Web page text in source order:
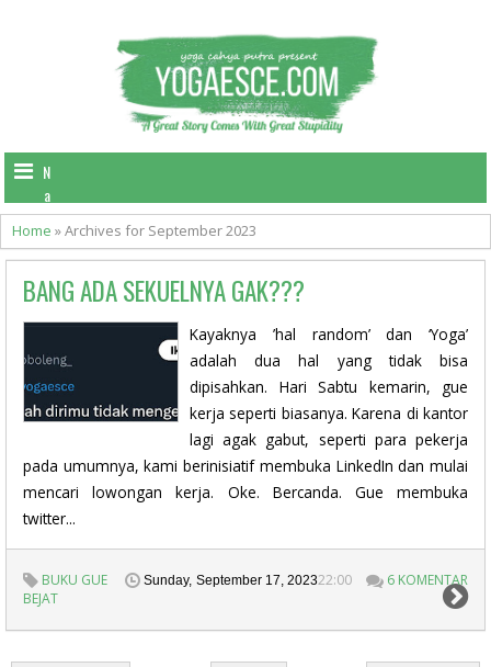
N
a
v
i
g
a
t
o
n
Home »Archives for September 2023
BANG ADA SEKUELNYA GAK???
Kayaknya ’hal random’ dan ‘Yoga’
adalah dua hal yang tidak bisa
dipisahkan. Hari Sabtu kemarin, gue
kerja seperti biasanya. Karena di kantor
lagi agak gabut, seperti para pekerja
pada umumnya, kami berinisiatif membuka LinkedIn dan mulai
mencari lowongan kerja. Oke. Bercanda. Gue membuka
twitter...
BUKU GUE Sunday, September 17, 202322:00
6 KOMENTAR
BEJAT